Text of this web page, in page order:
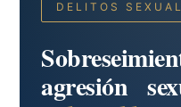
DELITOS
agresión